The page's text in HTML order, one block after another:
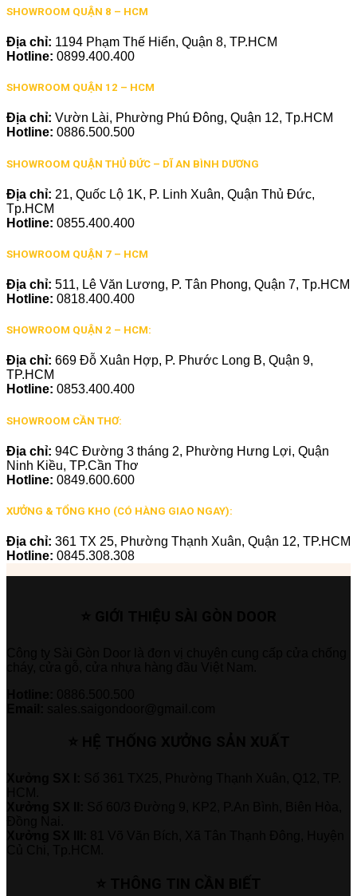
SHOWROOM QUẬN 8 – HCM
Địa chỉ: 1194 Phạm Thế Hiển, Quận 8, TP.HCM
Hotline: 0899.400.400
SHOWROOM QUẬN 12 – HCM
Địa chỉ: Vườn Lài, Phường Phú Đông, Quận 12, Tp.HCM
Hotline: 0886.500.500
SHOWROOM QUẬN THỦ ĐỨC – DĨ AN BÌNH DƯƠNG
Địa chỉ: 21, Quốc Lộ 1K, P. Linh Xuân, Quận Thủ Đức,
Tp.HCM
Hotline: 0855.400.400
SHOWROOM QUẬN 7 – HCM
Địa chỉ: 511, Lê Văn Lương, P. Tân Phong, Quận 7, Tp.HCM
Hotline: 0818.400.400
SHOWROOM QUẬN 2 – HCM:
Địa chỉ: 669 Đỗ Xuân Hợp, P. Phước Long B, Quận 9,
TP.HCM
Hotline: 0853.400.400
SHOWROOM CẦN THƠ:
Địa chỉ: 94C Đường 3 tháng 2, Phường Hưng Lợi, Quận
Ninh Kiều, TP.Cần Thơ
Hotline: 0849.600.600
XƯỞNG & TỔNG KHO (CÓ HÀNG GIAO NGAY):
Địa chỉ: 361 TX 25, Phường Thạnh Xuân, Quận 12, TP.HCM
Hotline: 0845.308.308